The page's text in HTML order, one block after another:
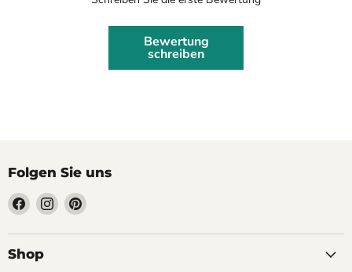
Bewertung
schreiben
Folgen Sie uns
Finden
Sie
uns
auf
Finden
Sie
uns
Finden
uns
Shop